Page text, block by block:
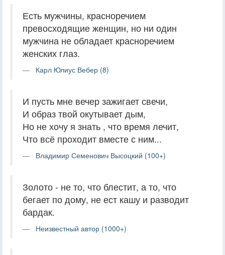
Есть мужчины, красноречием
превосходящие женщин, но ни один
мужчина не обладает красноречием
женских глаз.
Карл Юлиус Вебер (8)
И пусть мне вечер зажигает свечи,
И образ твой окутывает дым,
Но не хочу я знать , что время лечит,
Что всё проходит вместе с ним...
Владимир Семенович Высоцкий (100+)
Золото - не то, что блестит, а то, что
бегает по дому, не ест кашу и разводит
бардак.
Неизвестный автор (1000+)